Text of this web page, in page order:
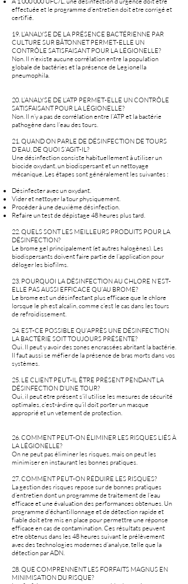
effectuée et le programme d’entretien doit être corrigé et
certifié.
19. L’ANALYSE DE LA PRÉSENCE BACTÉRIENNE PAR
CULTURE SUR BÂTONNET PERMET-ELLE UN
CONTRÔLE SATISFAISANT POUR LA LÉGIONELLE?
Non. Il n’existe aucune corrélation entre la population
globale de bactéries et la présence de Legionella
pneumophila.
20. L’ANALYSE DE L’ATP PERMET-ELLE UN CONTRÔLE
SATISFAISANT POUR LA LÉGIONELLE?
Non. Il n’y a pas de corrélation entre l’ATP et la bactérie
pathogène dans l’eau des tours.
21. QUAND ON PARLE DE DÉSINFECTION DE TOURS
D’EAU, DE QUOI S’AGIT-IL?
Une désinfection consiste habituellement à utiliser un
biocide oxydant, un biodispersant et un nettoyage
mécanique. Les étapes sont généralement les suivantes :
Désinfecter avec un oxydant.
Vider et nettoyer la tour physiquement.
Procéder à une deuxième désinfection.
Refaire un test de dépistage 48 heures plus tard.
22. QUELS SONT LES MEILLEURS PRODUITS POUR LA
DÉSINFECTION?
Le brome gel principalement (et autres halogènes). Les
biodispersants doivent faire partie de l’application pour
déloger les biofilms.
23. POURQUOI LA DÉSINFECTION AU CHLORE N’EST-
ELLE PAS AUSSI EFFICACE QU’AU BROME?
Le brome est un désinfectant plus efficace que le chlore
lorsque le ph est alcalin, comme c’est le cas dans les tours
de refroidissement.
24. EST-CE POSSIBLE QU’APRÈS UNE DÉSINFECTION
LA BACTÉRIE SOIT TOUJOURS PRÉSENTE?
Oui. Il peut y avoir des zones encrassées abritant la bactérie.
Il faut aussi se méfier de la présence de bras morts dans vos
systèmes.
25. LE CLIENT PEUT-IL ÊTRE PRÉSENT PENDANT LA
DÉSINFECTION D’UNE TOUR?
Oui, il peut être présent s’il utilise les mesures de sécurité
optimales, c’est-à-dire qu’il doit porter un masque
approprié et un vêtement de protection.
26. COMMENT PEUT-ON ÉLIMINER LES RISQUES LIÉS À
LA LÉGIONELLE?
On ne peut pas éliminer les risques, mais on peut les
minimiser en instaurant les bonnes pratiques.
27. COMMENT PEUT-ON RÉDUIRE LES RISQUES?
La gestion des risques repose sur de bonnes pratiques
d’entretien dont un programme de traitement de l’eau
efficace et une évaluation des performances obtenues. Un
programme d’échantillonnage et de détection rapide et
fiable doit être mis en place pour permettre une réponse
efficace en cas de contamination. Ces résultats peuvent
être obtenus dans les 48 heures suivant le prélèvement
avec des technologies modernes d’analyse, telle que la
détection par ADN.
28. QUE COMPRENNENT LES FORFAITS MAGNUS EN
MINIMISATION DU RISQUE?